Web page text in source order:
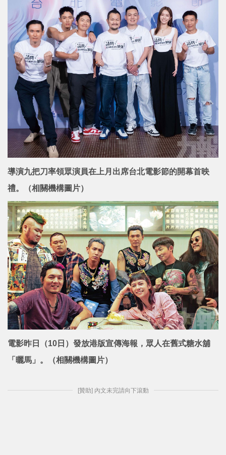
導演九把刀率領眾演員在上月出席台北電影節的開幕首映
禮。（相關機構圖片）
電影昨日（10日）發放港版宣傳海報，眾人在舊式糖水舖
「曬馬」。（相關機構圖片）
[贊助] 內文未完請向下滾動